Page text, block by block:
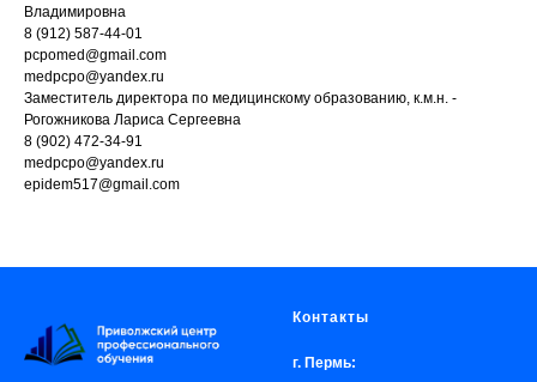
Владимировна
8 (912) 587-44-01
pcpomed@gmail.com
medpcpo@yandex.ru
Заместитель директора по медицинскому образованию, к.м.н. -
Рогожникова Лариса Сергеевна
8 (902) 472-34-91
medpcpo@yandex.ru
epidem517@gmail.com
Контакты
г. Пермь: